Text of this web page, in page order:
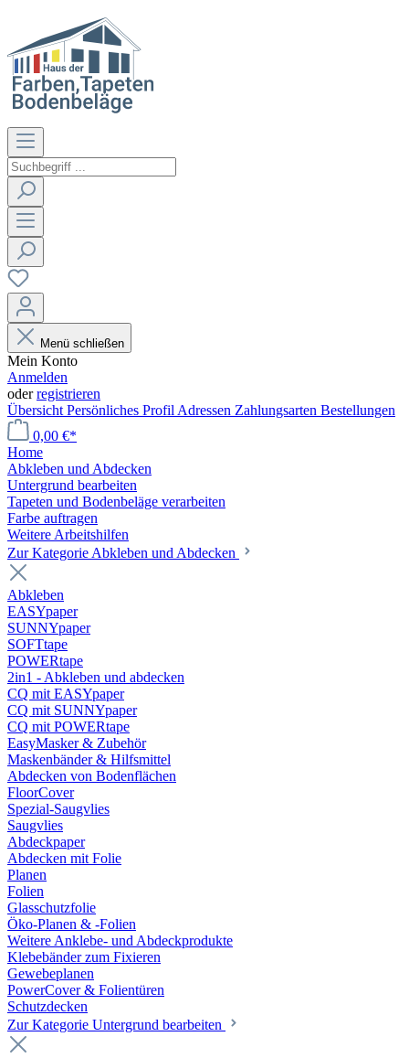
Menü schließen
Mein Konto
Anmelden
oderregistrieren
Übersicht Persönliches Profil Adressen Zahlungsarten Bestellungen
0,00 €*
Home
Abkleben und Abdecken
Untergrund bearbeiten
Tapeten und Bodenbeläge verarbeiten
Farbe auftragen
Weitere Arbeitshilfen
Zur Kategorie Abkleben und Abdecken
Abkleben
EASYpaper
SUNNYpaper
SOFTtape
POWERtape
2in1 - Abkleben und abdecken
CQ mit EASYpaper
CQ mit SUNNYpaper
CQ mit POWERtape
EasyMasker & Zubehör
Maskenbänder & Hilfsmittel
Abdecken von Bodenflächen
FloorCover
Spezial-Saugvlies
Saugvlies
Abdeckpaper
Abdecken mit Folie
Planen
Folien
Glasschutzfolie
Öko-Planen & -Folien
Weitere Anklebe- und Abdeckprodukte
Klebebänder zum Fixieren
Gewebeplanen
PowerCover & Folientüren
Schutzdecken
Zur Kategorie Untergrund bearbeiten